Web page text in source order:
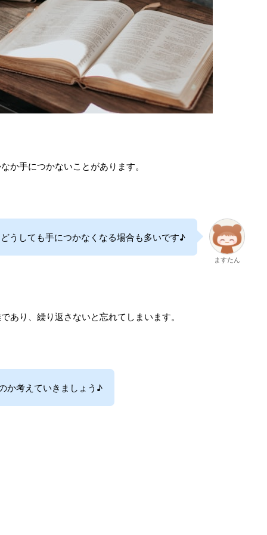
か手につかないことがあります。
うしても手につかなくなる場合も多いです♪
ますたん
あり、繰り返さないと忘れてしまいます。
か考えていきましょう♪